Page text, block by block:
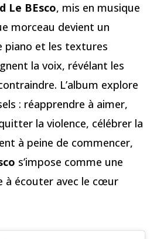
Le BEsco, mis en musique
morceau devient un
piano et les textures
la voix, révélant les
L’album explore
: réapprendre à aimer,
la violence, célébrer la
à peine de commencer,
s’impose comme une
à écouter avec le cœur